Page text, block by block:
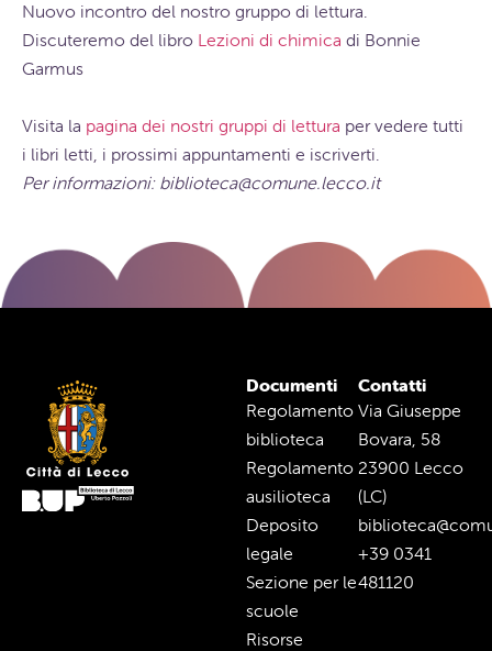
Nuovo incontro del nostro gruppo di lettura.
Discuteremo del libro Lezioni di chimica di Bonnie
Garmus
Visita la pagina dei nostri gruppi di lettura per vedere tutti
i libri letti, i prossimi appuntamenti e iscriverti.
Per informazioni: biblioteca@comune.lecco.it
Documenti
Regolamento
biblioteca
Regolamento
ausilioteca
Deposito
legale
Sezione per le
scuole
Risorse
Contatti
Via Giuseppe
Bovara, 58
23900 Lecco
(LC)
+39 0341
481120